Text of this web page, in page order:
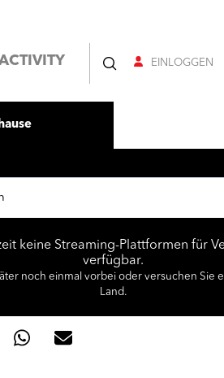
EINLOGGEN
keine Streaming-Plattformen für
verfügbar.
noch einmal vorbei oder versuchen Sie
Land.